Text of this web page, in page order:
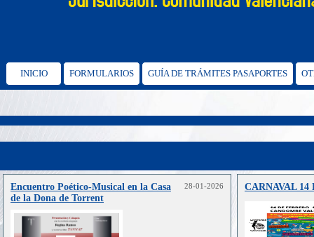
INICIO FORMULARIOS GUÍA DE TRÁMITES PASAPORTES
Encuentro Poético‑Musical en la Casa
de la Dona de Torrent
28-01-2026 CARNAVAL 14